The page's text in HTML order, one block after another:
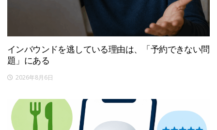
インバウンドを逃している理由は、「予約できない問
題」にある
2026年8月6日